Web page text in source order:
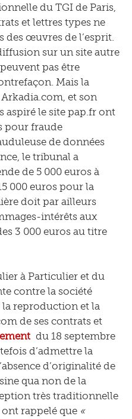
du TGI de Paris,
et lettres types ne
des œuvres de l’esprit.
sur un site autre
pas être
Mais la
et son
aspiré le site pap.fr ont
pour fraude
de données
le tribunal a
de 5 000 euros à
000 euros pour la
doit par ailleurs
intérêts aux
3 000 euros au titre
à Particulier et du
contre la société
reproduction et la
de ses contrats et
du 18 septembre
d’admettre la
d’originalité de
qua non de la
très traditionnelle
rappelé que «